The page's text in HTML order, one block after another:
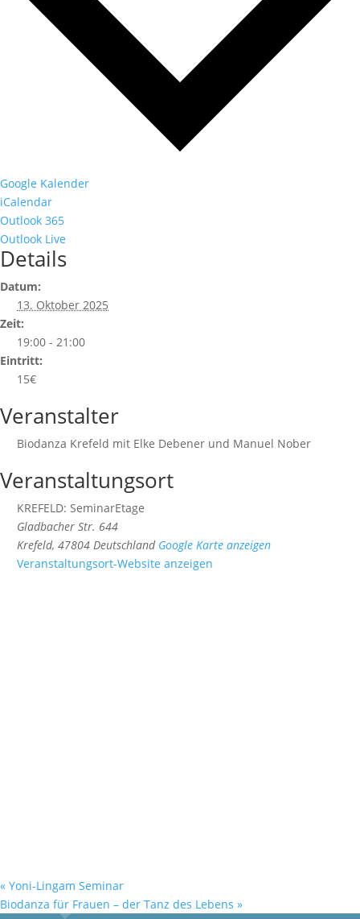
Google Kalender
iCalendar
Outlook 365
Outlook Live
Details
Datum:
13. Oktober 2025
Zeit:
19:00 - 21:00
Eintritt:
15€
Veranstalter
Biodanza Krefeld mit Elke Debener und Manuel Nober
Veranstaltungsort
KREFELD: SeminarEtage
Gladbacher Str. 644
Krefeld, 47804 Deutschland Google Karte anzeigen
Veranstaltungsort-Website anzeigen
« Yoni-Lingam Seminar
Biodanza für Frauen – der Tanz des Lebens »